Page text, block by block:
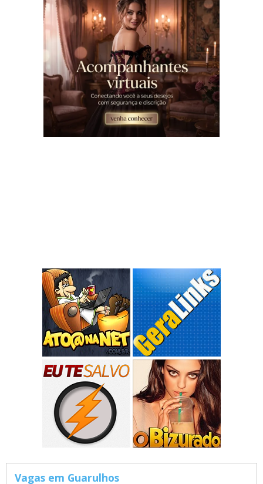
Vagas em Guarulhos